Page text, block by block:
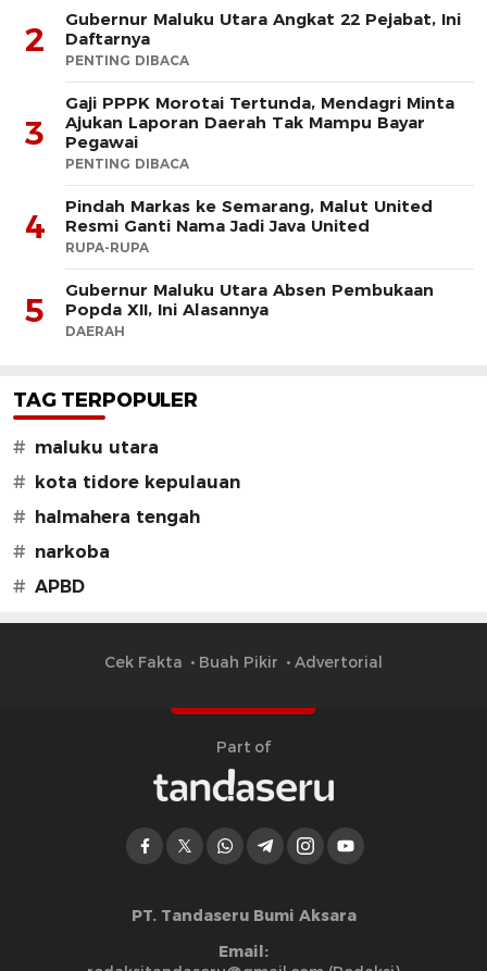
2
Gubernur Maluku Utara Angkat 22 Pejabat, Ini
Daftarnya
PENTING DIBACA
3
Gaji PPPK Morotai Tertunda, Mendagri Minta
Ajukan Laporan Daerah Tak Mampu Bayar
Pegawai
PENTING DIBACA
4
Pindah Markas ke Semarang, Malut United
Resmi Ganti Nama Jadi Java United
RUPA-RUPA
5
Gubernur Maluku Utara Absen Pembukaan
Popda XII, Ini Alasannya
DAERAH
TAG TERPOPULER
# maluku utara
# kota tidore kepulauan
# halmahera tengah
# narkoba
# APBD
Cek Fakta Buah Pikir Advertorial
Part of
PT. Tandaseru Bumi Aksara
Email: